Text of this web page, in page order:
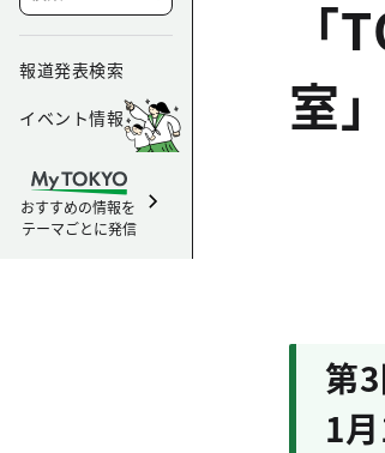
報道発表検索
イベント情報
おすすめの情報を
テーマごとに発信
室
第
1